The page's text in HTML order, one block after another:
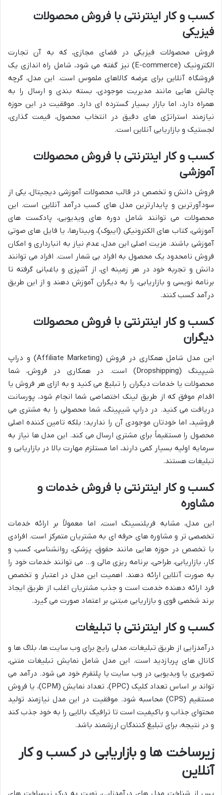
کسب و کار اینترنتی با فروش محصولات
فیزیکی
فروش محصولات فیزیکی در فضای مجازی، که به آن تجارت
الکترونیک (E-commerce) نیز گفته می شود، شامل راه اندازی یک
فروشگاه آنلاین برای عرضه کالاهای ملموس است. این مدل، گرچه
چالش هایی مانند مدیریت موجودی، بسته بندی و ارسال را به
همراه دارد، اما بازار بسیار گسترده ای دارد. موفقیت در این حوزه
نیازمند استراتژی های دقیق در انتخاب محصول، قیمت گذاری،
لجستیک و بازاریابی آنلاین است.
کسب و کار اینترنتی با فروش محصولات
آموزشی
فروش دانش و تخصص در قالب محصولات آموزشی دیجیتال، یکی از
سودآورترین و پایدارترین مدل های کسب درآمد آنلاین است. این
محصولات می توانند شامل دوره های ویدیویی، پادکست های
آموزشی، کتاب های الکترونیکی (ایبوک)، وبینارها، یا فایل های صوتی
آموزشی باشند. مزیت اصلی این مدل، عدم نیاز به انبارداری و امکان
فروش نامحدود یک محصول به افراد بی شمار است. افراد می توانند
دانش و تجربه خود در هر زمینه ای، از آشپزی و باغبانی گرفته تا
برنامه نویسی و بازاریابی، را به دیگران آموزش دهند و از این طریق
درآمد کسب کنند.
کسب و کار اینترنتی با فروش محصولات
دیگران
این مدل شامل همکاری در فروش (Affiliate Marketing) و دراپ
شیپینگ (Dropshipping) است. در همکاری در فروش، شما
محصولات یا خدمات دیگران را تبلیغ می کنید و به ازای هر فروش یا
اقدام موفق که از طریق لینک اختصاصی شما انجام شود، پورسانت
دریافت می کنید. در دراپ شیپینگ، شما محصولی را به مشتری می
فروشید، اما خودتان موجودی آن را ندارید؛ بلکه تامین کننده اصلی
محصول را مستقیماً برای مشتری ارسال می کند. این مدل ها نیاز به
سرمایه اولیه بسیار کمی دارند، اما مستلزم مهارت بالا در بازاریابی و
تبلیغات هستند.
کسب و کار اینترنتی با فروش خدمات و
مشاوره
این مدل، مشابه فریلنسینگ است، اما معمولاً بر ارائه خدمات
تخصصی تر و مشاوره های حرفه ای به مشتریان متمرکز است. افرادی
با تخصص در حوزه هایی مانند حقوق، پزشکی، روانشناسی، کسب و
کار، بازاریابی، طراحی، برنامه ریزی مالی و… می توانند خدمات خود را
به صورت آنلاین ارائه دهند. اهمیت این مدل در اعتبار و تخصص
فرد ارائه دهنده خدمت است و جذب مشتریان اغلب از طریق ایجاد
برند شخصی قوی و بازاریابی مبتنی بر اعتماد صورت می گیرد.
کسب و کار اینترنتی با تبلیغات
درآمدزایی از طریق تبلیغات، مدلی رایج برای وب سایت ها، بلاگ ها و
کانال های پربازدید است. این مدل شامل نمایش تبلیغات متنی،
تصویری یا ویدیویی در وب سایت یا پلتفرم خود می شود. درآمد می
تواند بر اساس تعداد کلیک (PPC)، تعداد نمایش (CPM)، یا فروش
مستقیم (CPS) محاسبه شود. موفقیت در این مدل نیازمند تولید
محتوای جذاب و باکیفیت است تا ترافیک بالایی را به خود جذب کند
و در نتیجه، برای تبلیغ کنندگان ارزشمند باشد.
زیرساخت ها و بازاریابی در کسب و کار
آنلاین